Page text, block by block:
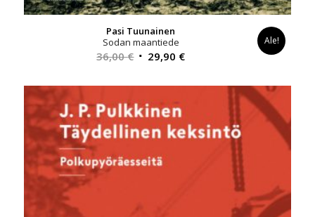
Pasi Tuunainen
Sodan maantiede
36,00€ Alkuperäinen
oli:
36,00 €.
29,90 €Nykyinen
on:
Ale!